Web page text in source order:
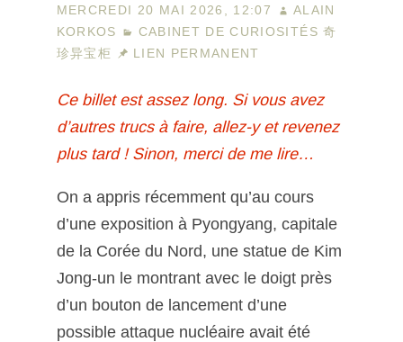
MERCREDI 20 MAI 2026, 12:07
ALAIN
KORKOS
CABINET DE CURIOSITÉS 奇
珍异宝柜
LIEN PERMANENT
Ce billet est assez long. Si vous avez
d’autres trucs à faire, allez-y et revenez
plus tard ! Sinon, merci de me lire…
On a appris récemment qu’au cours
d’une exposition à Pyongyang, capitale
de la Corée du Nord, une statue de Kim
Jong-un le montrant avec le doigt près
d’un bouton de lancement d’une
possible attaque nucléaire avait été